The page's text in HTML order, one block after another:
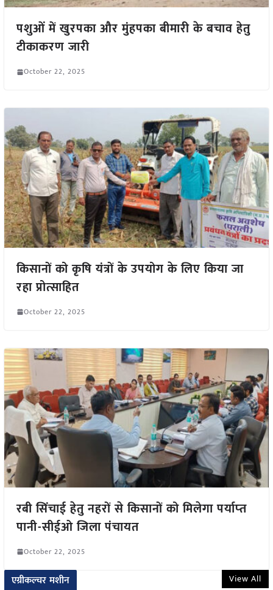
पशुओं में खुरपका और मुंहपका बीमारी के बचाव हेतु
टीकाकरण जारी
October 22, 2025
किसानों को कृषि यंत्रों के उपयोग के लिए किया जा
रहा प्रोत्साहित
October 22, 2025
रबी सिंचाई हेतु नहरों से किसानों को मिलेगा पर्याप्‍त
पानी-सीईओ जिला पंचायत
October 22, 2025
एग्रीकल्चर मशीन View All